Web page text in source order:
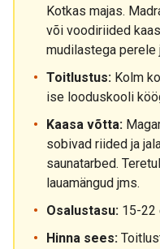
Kotkas majas.
või voodiriided
mudilastega perele
Toitlustus: Kolm
ise looduskooli
Kaasa võtta:
sobivad riided ja
saunatarbed.
lauamängud jms.
Osalustasu: 15-22
Hinna sees: